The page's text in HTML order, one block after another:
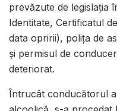
prevăzute de legislația
Identitate, Certificatul
data opririi), polița de
și permisul de
deteriorat.
Întrucât conducătorul